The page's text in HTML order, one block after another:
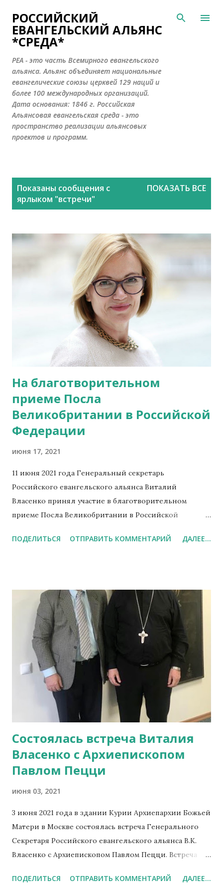
К основному контенту
РОССИЙСКИЙ
ЕВАНГЕЛЬСКИЙ АЛЬЯНС
*СРЕДА*
РЕА - это часть Всемирного евангельского
альянса. Альянс объединяет национальные
евангелические союзы церквей 129 наций и
более 100 международных организаций.
Дата основания: 1846 г. Российская
Альянсовая евангельская среда - это
пространство реализации альянсовых
проектов и программ.
Показаны сообщения с
ярлыком "встречи"
ПОКАЗАТЬ ВСЕ
На благотворительном
приеме Посла
Великобритании в Российской
Федерации
июня 17, 2021
11 июня 2021 года Генеральный секретарь
Российского евангельского альянса Виталий
Власенко принял участие в благотворительном
приеме Посла Великобритании в Российской
средств для проекта по реконструкции уникального
Посла Великобритании в РФ на Софийской
набережной. В ходе приема состоялась короткая
беседа с Послом Великобритании в Российской
Федерации Деборой Броннерт. Витали Власенко
поблагодарил госпожу Деборой Броннерт за
поддержку деятельности отца Малкольма Рождерса,
который, практически в одиночку, собирает средства
для оплаты работ по разработке проекта
реконструкции здания Англиканской церкви Святого
Андрея. В своём приветственном слове Посол
Великобритании отметила что, этот храм является
"одним из мест встречи Востока и Запада, символом
надежды на то, что традиция, вера и культура важнее
ПОДЕЛИТЬСЯ ОТПРАВИТЬ КОММЕНТАРИЙ ДАЛЕЕ...
Состоялась встреча Виталия
Власенко с Архиепископом
Павлом Пецци
июня 03, 2021
3 июня 2021 года в здании Курии Архиепархии Божьей
Матери в Москве состоялась встреча Генерального
Секретаря Российского евангельского альянса В.К.
Власенко с Архиепископом Павлом Пецци. Встреча
евангельского альянса. В ходе встречи стороны
ПОДЕЛИТЬСЯ ОТПРАВИТЬ КОММЕНТАРИЙ ДАЛЕЕ...